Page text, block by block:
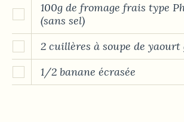
100g de fromage frais type
(sans sel)
2 cuillères à soupe de
1/2 banane écrasée